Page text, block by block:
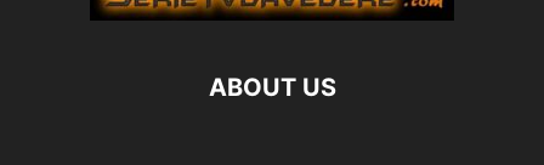
ABOUT US